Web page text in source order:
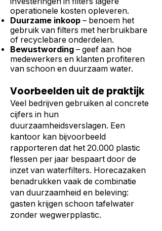
operationele kosten opleveren.
Duurzame inkoop – benoem het
gebruik van filters met herbruikbare
of recyclebare onderdelen.
Bewustwording – geef aan hoe
medewerkers en klanten profiteren
van schoon en duurzaam water.
Voorbeelden uit de praktijk
Veel bedrijven gebruiken al concrete
cijfers in hun
duurzaamheidsverslagen. Een
kantoor kan bijvoorbeeld
rapporteren dat het 20.000 plastic
flessen per jaar bespaart door de
inzet van waterfilters. Horecazaken
benadrukken vaak de combinatie
van duurzaamheid en beleving:
gasten krijgen schoon tafelwater
zonder wegwerpplastic.